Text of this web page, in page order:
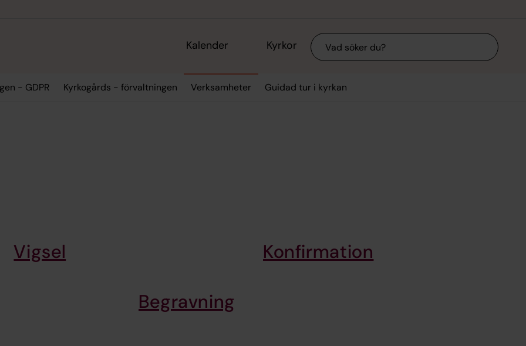
Kalender Kyrkor Sök
- GDPR Kyrkogårds - förvaltningen Verksamheter Guidad tur i kyrkan
Vigsel Konfirmation
Begravning